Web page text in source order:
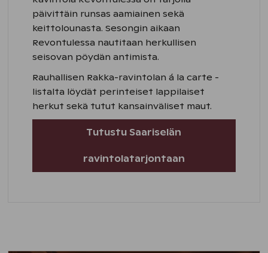
päivittäin runsas aamiainen sekä
keittolounasta. Sesongin aikaan
Revontulessa nautitaan herkullisen
seisovan pöydän antimista.
Rauhallisen Rakka-ravintolan á la carte -
listalta löydät perinteiset lappilaiset
herkut sekä tutut kansainväliset maut.
Tutustu Saariselän
ravintolatarjontaan